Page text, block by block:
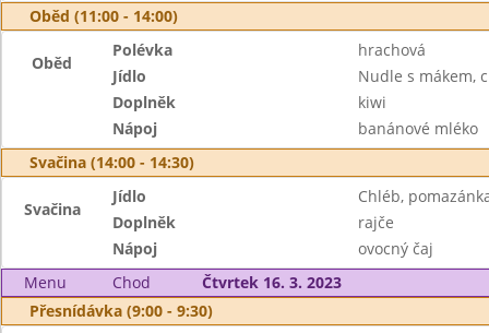
Oběd (11:00 - 14:00)
Oběd
Polévka
hrachová
Jídlo
Nudle s mákem,
Doplněk
kiwi
Nápoj
banánové mléko
Svačina (14:00 - 14:30)
Svačina
Jídlo
Chléb,
Doplněk
rajče
Nápoj
ovocný čaj
Menu
Chod
Čtvrtek 16. 3. 2023
Přesnídávka (9:00 - 9:30)